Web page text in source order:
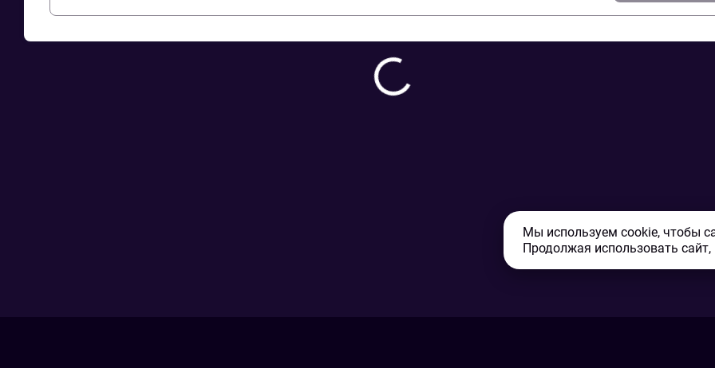
Мы используем cookie, чтобы
Продолжая использовать